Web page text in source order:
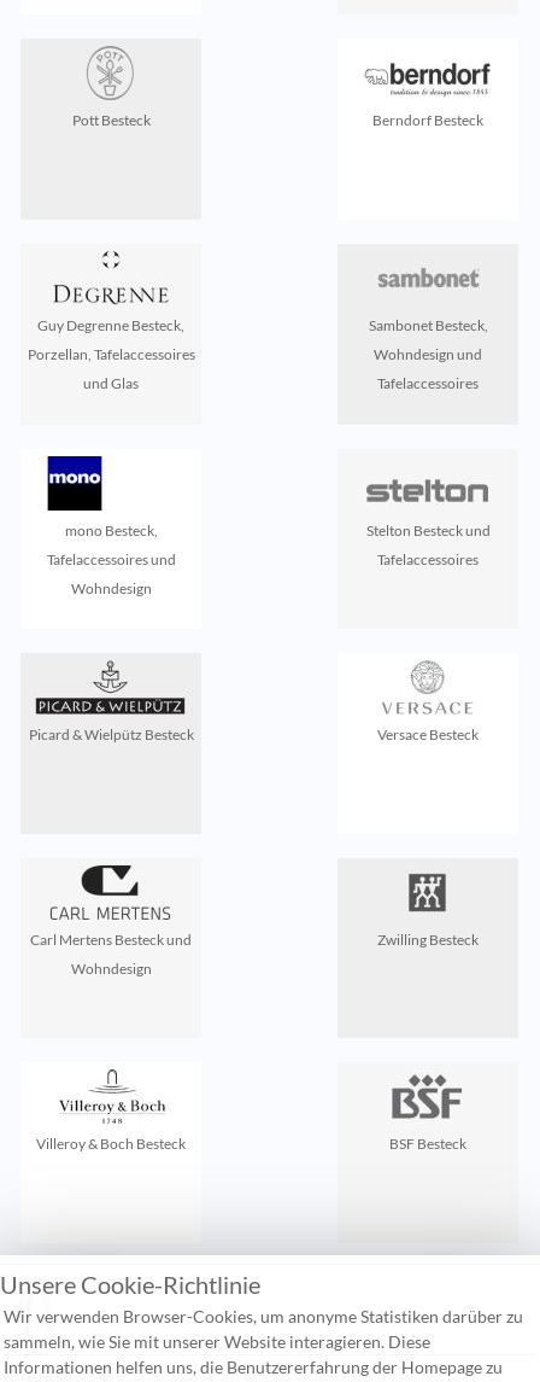
Pott Besteck Berndorf Besteck
Guy Degrenne Besteck,
Porzellan, Tafelaccessoires
und Glas
Sambonet Besteck,
Wohndesign und
Tafelaccessoires
mono Besteck,
Tafelaccessoires und
Wohndesign
Stelton Besteck und
Tafelaccessoires
Picard & Wielpütz Besteck Versace Besteck
Carl Mertens Besteck und
Wohndesign
Zwilling Besteck
Villeroy & Boch Besteck BSF Besteck
Zuletzt gesehen:
Kontakt
Unsere Cookie-Richtlinie
Wir verwenden Browser-Cookies, um anonyme Statistiken darüber zu
sammeln, wie Sie mit unserer Website interagieren. Diese
Informationen helfen uns, die Benutzererfahrung der Homepage zu